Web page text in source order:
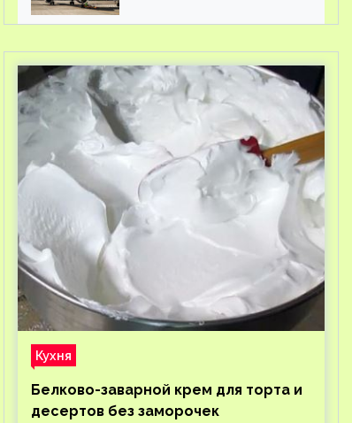
Кухня
Белково-заварной крем для торта и
десертов без заморочек